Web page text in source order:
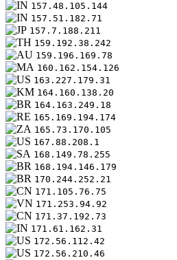
157.48.105.144
157.51.182.71
157.7.188.211
159.192.38.242
159.196.169.78
160.162.154.126
163.227.179.31
164.160.138.20
164.163.249.18
165.169.194.174
165.73.170.105
167.88.208.1
168.149.78.255
168.194.146.179
170.244.252.21
171.105.76.75
171.253.94.92
171.37.192.73
171.61.162.31
172.56.112.42
172.56.210.46